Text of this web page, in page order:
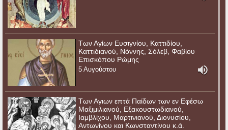
Των Αγίων Ευσιγνίου, Καττιδίου,
Καττιδιανού, Νόννης, Σόλεβ, Φαβίου
Επισκόπου Ρώμης
5 Αυγούστου
Των Αγιων επτά Παίδων των εν Εφέσω
Μαξιμιλιανού, Εξακουστωδιανού,
Ιαμβλίχου, Μαρτινιανού, Διονυσίου,
Αντωνίνου και Κωνσταντίνου κ.ά.